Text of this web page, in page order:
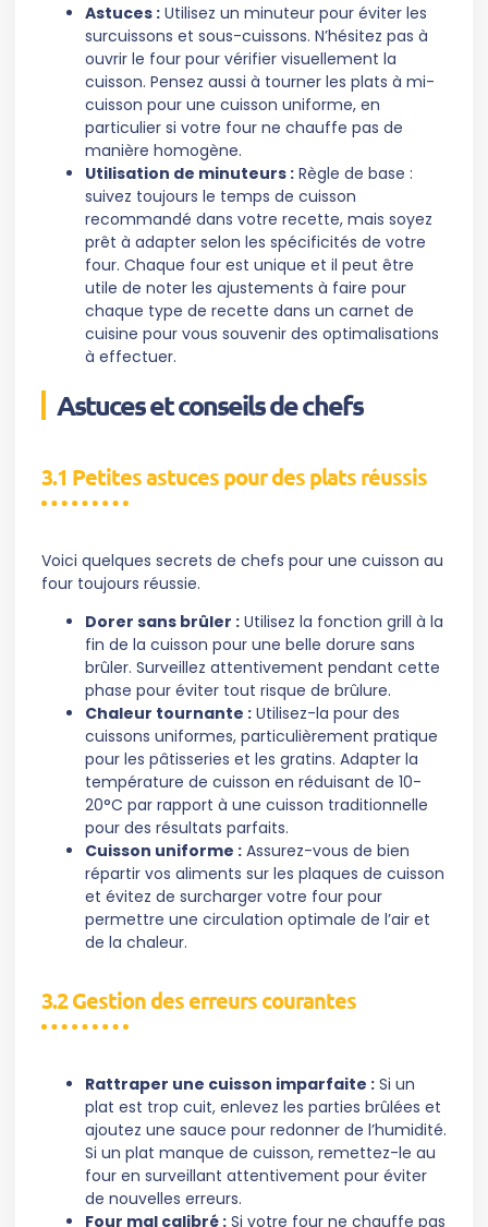
Astuces : Utilisez un minuteur pour éviter les
surcuissons et sous-cuissons. N’hésitez pas à
ouvrir le four pour vérifier visuellement la
cuisson. Pensez aussi à tourner les plats à mi-
cuisson pour une cuisson uniforme, en
particulier si votre four ne chauffe pas de
manière homogène.
Utilisation de minuteurs : Règle de base :
suivez toujours le temps de cuisson
recommandé dans votre recette, mais soyez
prêt à adapter selon les spécificités de votre
four. Chaque four est unique et il peut être
utile de noter les ajustements à faire pour
chaque type de recette dans un carnet de
cuisine pour vous souvenir des optimalisations
à effectuer.
Astuces et conseils de chefs
3.1 Petites astuces pour des plats réussis
Voici quelques secrets de chefs pour une cuisson au
four toujours réussie.
Dorer sans brûler : Utilisez la fonction grill à la
fin de la cuisson pour une belle dorure sans
brûler. Surveillez attentivement pendant cette
phase pour éviter tout risque de brûlure.
Chaleur tournante : Utilisez-la pour des
cuissons uniformes, particulièrement pratique
pour les pâtisseries et les gratins. Adapter la
température de cuisson en réduisant de 10-
20°C par rapport à une cuisson traditionnelle
pour des résultats parfaits.
Cuisson uniforme : Assurez-vous de bien
répartir vos aliments sur les plaques de cuisson
et évitez de surcharger votre four pour
permettre une circulation optimale de l’air et
de la chaleur.
3.2 Gestion des erreurs courantes
Rattraper une cuisson imparfaite : Si un
plat est trop cuit, enlevez les parties brûlées et
ajoutez une sauce pour redonner de l’humidité.
Si un plat manque de cuisson, remettez-le au
four en surveillant attentivement pour éviter
de nouvelles erreurs.
Four mal calibré : Si votre four ne chauffe pas